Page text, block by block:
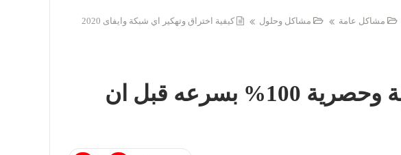
مشاكل عامة مشاكل وحلول
كيفية اختراق وتهكير اي شبكة وايفاى 2020
كيفية اختراق وتهكير اي شبكة وايفاى 2020 مضمونة وحصرية 100% بسرعه قبل ان